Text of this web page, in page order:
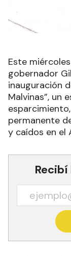
Este miércoles
gobernador
inauguración
Malvinas”, un
permanente
y caídos en el